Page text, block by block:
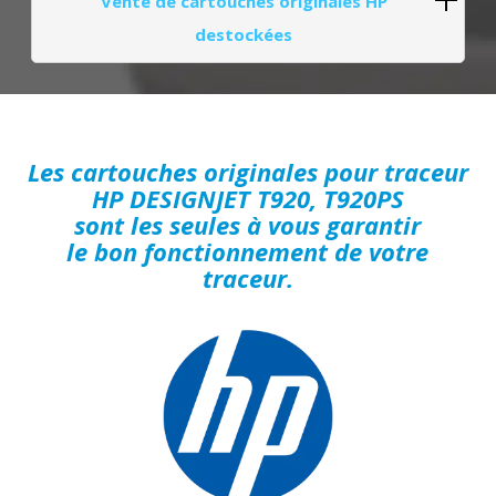
destockées
Les cartouches originales pour traceur
HP DESIGNJET T920, T920PS
sont les seules à vous garantir
le bon fonctionnement de votre
traceur.